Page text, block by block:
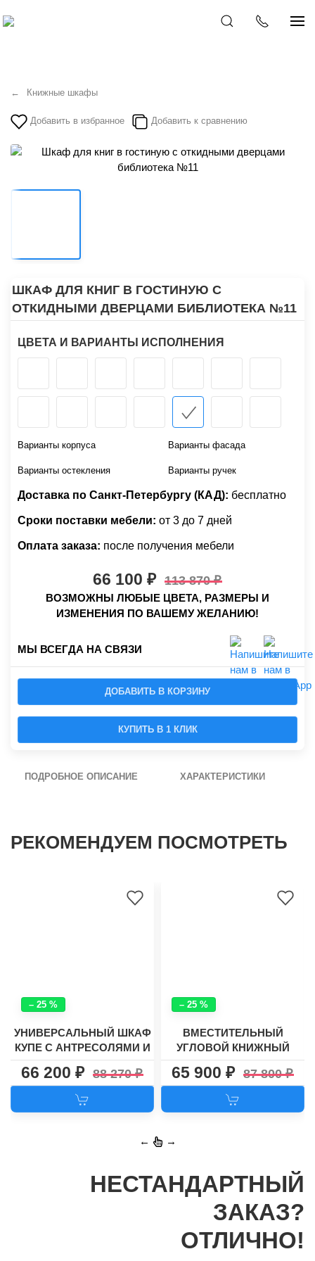
Книжные шкафы
Добавить в избранное Добавить к сравнению
ШКАФ ДЛЯ КНИГ В ГОСТИНУЮ С
ОТКИДНЫМИ ДВЕРЦАМИ БИБЛИОТЕКА №11
ЦВЕТА И ВАРИАНТЫ ИСПОЛНЕНИЯ
Варианты корпуса Варианты фасада
Варианты остекления Варианты ручек
Доставка по Санкт-Петербургу (КАД): бесплатно
Сроки поставки мебели: от 3 до 7 дней
Оплата заказа: после получения мебели
66 100 113 870
ВОЗМОЖНЫ ЛЮБЫЕ ЦВЕТА, РАЗМЕРЫ И
ИЗМЕНЕНИЯ ПО ВАШЕМУ ЖЕЛАНИЮ!
МЫ ВСЕГДА НА СВЯЗИ
ДОБАВИТЬ В КОРЗИНУ
КУПИТЬ В 1 КЛИК
ПОДРОБНОЕ ОПИСАНИЕ ХАРАКТЕРИСТИКИ
РЕКОМЕНДУЕМ ПОСМОТРЕТЬ
– 25 %
УНИВЕРСАЛЬНЫЙ ШКАФ
КУПЕ С АНТРЕСОЛЯМИ И
ВЫДВИЖНЫМИ
ЯЩИКАМИ №10
66 200 88 270
– 25 %
ВМЕСТИТЕЛЬНЫЙ
УГЛОВОЙ КНИЖНЫЙ
ШКАФ №38
65 900 87 800
← →
НЕСТАНДАРТНЫЙ
ЗАКАЗ?
ОТЛИЧНО!